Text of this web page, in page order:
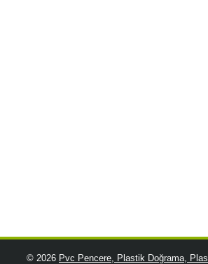
© 2026 Pvc Pencere, Plastik Doğrama,